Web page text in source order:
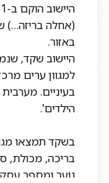
(אחלה בריזה…)
באזור.
למגוון ערים
הילדים'.
בשקד תמצאו
בריכה, מכולת,
נוער ומספר